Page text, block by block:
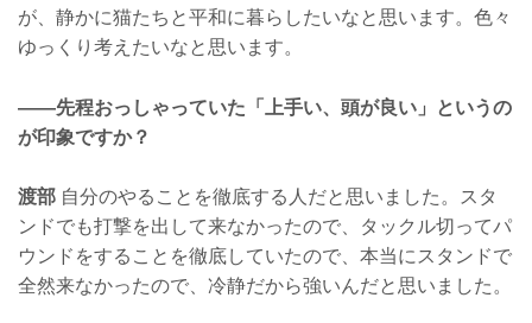
が、静かに猫たちと平和に暮らしたいなと思います。色々
ゆっくり考えたいなと思います。
——先程おっしゃっていた「上手い、頭が良い」というの
が印象ですか？
渡部 自分のやることを徹底する人だと思いました。スタ
ンドでも打撃を出して来なかったので、タックル切ってパ
ウンドをすることを徹底していたので、本当にスタンドで
全然来なかったので、冷静だから強いんだと思いました。